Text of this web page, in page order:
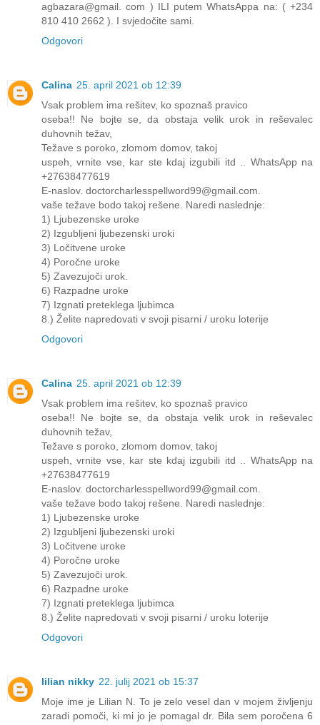
agbazara@gmail. com ) ILI putem WhatsAppa na: ( +234
810 410 2662 ). I svjedočite sami.
Odgovori
Calina 25. april 2021 ob 12:39
Vsak problem ima rešitev, ko spoznaš pravico
oseba!! Ne bojte se, da obstaja velik urok in reševalec
duhovnih težav,
Težave s poroko, zlomom domov, takoj
uspeh, vrnite vse, kar ste kdaj izgubili itd .. WhatsApp na
+27638477619
E-naslov. doctorcharlesspellword99@gmail.com.
vaše težave bodo takoj rešene. Naredi naslednje:
1) Ljubezenske uroke
2) Izgubljeni ljubezenski uroki
3) Ločitvene uroke
4) Poročne uroke
5) Zavezujoči urok.
6) Razpadne uroke
7) Izgnati preteklega ljubimca
8.) Želite napredovati v svoji pisarni / uroku loterije
Odgovori
Calina 25. april 2021 ob 12:39
Vsak problem ima rešitev, ko spoznaš pravico
oseba!! Ne bojte se, da obstaja velik urok in reševalec
duhovnih težav,
Težave s poroko, zlomom domov, takoj
uspeh, vrnite vse, kar ste kdaj izgubili itd .. WhatsApp na
+27638477619
E-naslov. doctorcharlesspellword99@gmail.com.
vaše težave bodo takoj rešene. Naredi naslednje:
1) Ljubezenske uroke
2) Izgubljeni ljubezenski uroki
3) Ločitvene uroke
4) Poročne uroke
5) Zavezujoči urok.
6) Razpadne uroke
7) Izgnati preteklega ljubimca
8.) Želite napredovati v svoji pisarni / uroku loterije
Odgovori
lilian nikky 22. julij 2021 ob 15:37
Moje ime je Lilian N. To je zelo vesel dan v mojem življenju
zaradi pomoči, ki mi jo je pomagal dr. Bila sem poročena 6